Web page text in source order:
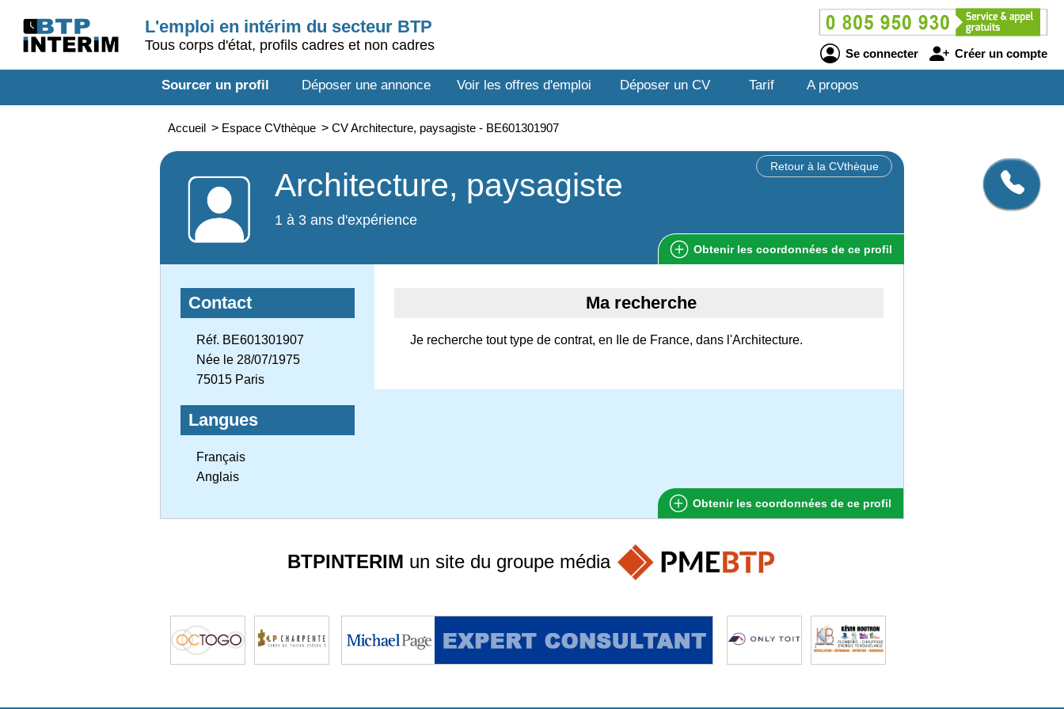
L'emploi en intérim du secteur BTP
Tous corps d'état, profils cadres et non cadres
Se connecter Créer un compte
Sourcer un profil Déposer une annonce Voir les offres d'emploi Déposer un CV Tarif A propos
Accueil > Espace CVthèque > CV Architecture, paysagiste - BE601301907
Retour à la CVthèque
Architecture, paysagiste
1 à 3 ans d'expérience
Obtenir les coordonnées de ce profil
Contact
Réf. BE601301907
Née le 28/07/1975
75015 Paris
Langues
Français
Anglais
Ma recherche
Je recherche tout type de contrat, en Ile de France, dans l'Architecture.
Obtenir les coordonnées de ce profil
BTPINTERIM un site du groupe média